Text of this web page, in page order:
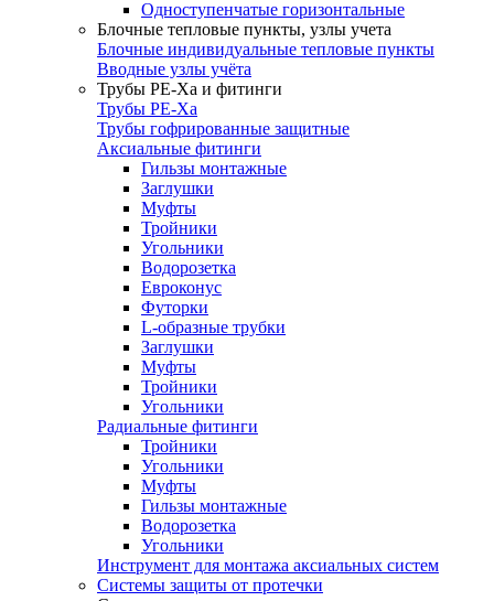
Одноступенчатые горизонтальные
Блочные тепловые пункты, узлы учета
Блочные индивидуальные тепловые пункты
Вводные узлы учёта
Трубы РЕ-Ха и фитинги
Трубы РЕ-Ха
Трубы гофрированные защитные
Аксиальные фитинги
Гильзы монтажные
Заглушки
Муфты
Тройники
Угольники
Водорозетка
Евроконус
Футорки
L-образные трубки
Заглушки
Муфты
Тройники
Угольники
Радиальные фитинги
Тройники
Угольники
Муфты
Гильзы монтажные
Водорозетка
Угольники
Инструмент для монтажа аксиальных систем
Системы защиты от протечки